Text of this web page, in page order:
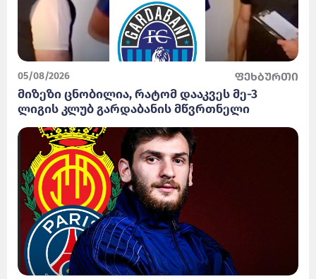
05/08/2026 ფეხბურთი
მიზეზი ცნობილია, რატომ დააკვეს მე-3
ლიგის კლუბ გარდაბანის მწვრთნელი